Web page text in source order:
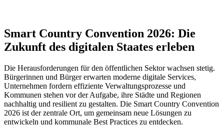
Smart Country Convention 2026: Die
Zukunft des digitalen Staates erleben
Die Herausforderungen für den öffentlichen Sektor wachsen stetig.
Bürgerinnen und Bürger erwarten moderne digitale Services,
Unternehmen fordern effiziente Verwaltungsprozesse und
Kommunen stehen vor der Aufgabe, ihre Städte und Regionen
nachhaltig und resilient zu gestalten. Die Smart Country Convention
2026 ist der zentrale Ort, um gemeinsam neue Lösungen zu
entwickeln und kommunale Best Practices zu entdecken.